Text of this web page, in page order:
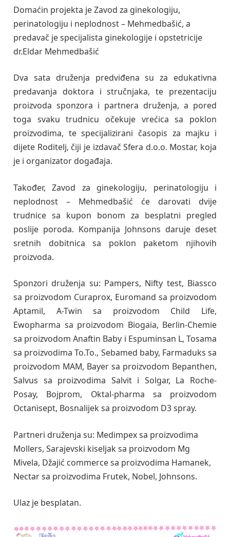
Domaćin projekta je Zavod za ginekologiju,
perinatologiju i neplodnost – Mehmedbašić, a
predavač je specijalista ginekologije i opstetricije
dr.Eldar Mehmedbašić
Dva sata druženja predviđena su za edukativna
predavanja doktora i stručnjaka, te prezentaciju
proizvoda sponzora i partnera druženja, a pored
toga svaku trudnicu očekuje vrećica sa poklon
proizvodima, te specijalizirani časopis za majku i
dijete Roditelj, čiji je izdavač Sfera d.o.o. Mostar, koja
je i organizator događaja.
Također, Zavod za ginekologiju, perinatologiju i
neplodnost – Mehmedbašić će darovati dvije
trudnice sa kupon bonom za besplatni pregled
poslije poroda. Kompanija Johnsons daruje deset
sretnih dobitnica sa poklon paketom njihovih
proizvoda.
Sponzori druženja su: Pampers, Nifty test, Biassco
sa proizvodom Curaprox, Euromand sa proizvodom
Aptamil, A-Twin sa proizvodom Child Life,
Ewopharma sa proizvodom Biogaia, Berlin-Chemie
sa proizvodom Anaftin Baby i Espuminsan L, Tosama
sa proizvodima To.To., Sebamed baby, Farmaduks sa
proizvodom MAM, Bayer sa proizvodom Bepanthen,
Salvus sa proizvodima Salvit i Solgar, La Roche-
Posay, Bojprom, Oktal-pharma sa proizvodom
Octanisept, Bosnalijek sa proizvodom D3 spray.
Partneri druženja su: Medimpex sa proizvodima
Mollers, Sarajevski kiseljak sa proizvodom Mg
Mivela, Džajić commerce sa proizvodima Hamanek,
Nectar sa proizvodima Frutek, Nobel, Johnsons.
Ulaz je besplatan.